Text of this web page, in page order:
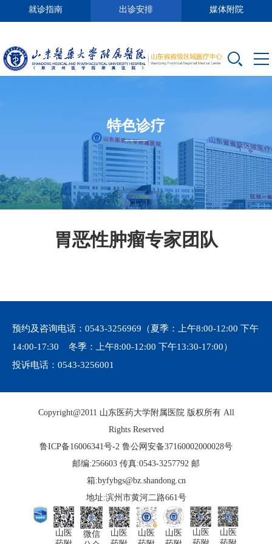
就诊指南 出诊安排 媒体附院
特色诊疗
胃恶性肿瘤专家团队
预约及咨询电话： 0543-3256969 （夏季：上午8:00-12:00 下午
14:00-17:30 冬季：上午8:00-12:00 下午13:30-17:00）
投诉电话： 0543-3256001
Copyright@2011 山东医药大学附属医院 版权所有 All
Rights Reserved
鲁ICP备16006341号-2 鲁公网安备37160002000028号
邮编:256603 传真:0543-3257792 邮
箱:byfybgs@bz.shandong.cn
地址:滨州市黄河二路661号
山医
微信
山医
山医
山医
山医
山医